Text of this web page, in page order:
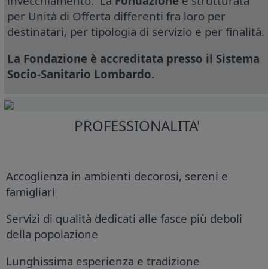
per Unità di Offerta differenti fra loro per
destinatari, per tipologia di servizio e per finalità.
La Fondazione è accreditata presso il Sistema
Socio-Sanitario Lombardo.
PROFESSIONALITA'
Accoglienza in ambienti decorosi, sereni e
famigliari
Servizi di qualità dedicati alle fasce più deboli
della popolazione
Lunghissima esperienza e tradizione